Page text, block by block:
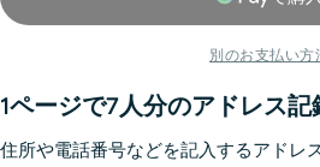
別のお支払い方
1ページで7人分のアドレス
住所や電話番号などを記入するアドレ